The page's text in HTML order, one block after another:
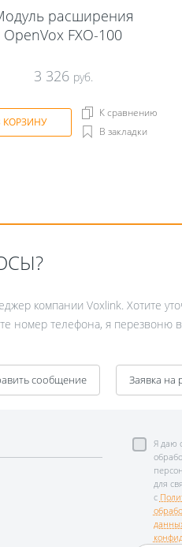
расширения
OpenVox FXO-100
3 326 руб.
КОРЗИНУ
К сравнению
В закладки
компании Voxlink. Хотите
номер телефона, я перезвоню
Я даю
для
с
сообщение Заявка на